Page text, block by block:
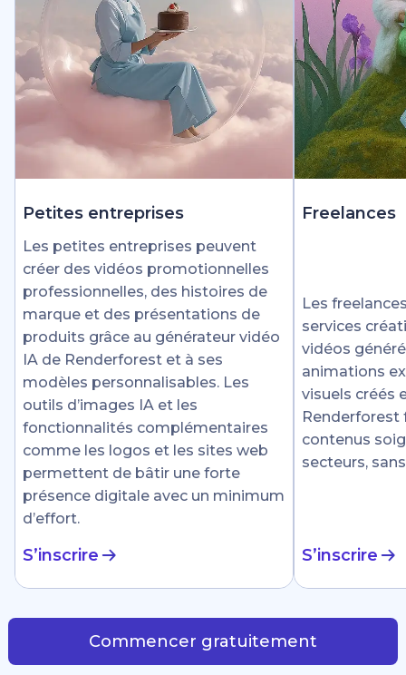
Petites entreprises
Les petites entreprises peuvent
créer des vidéos promotionnelles
professionnelles, des histoires de
marque et des présentations de
produits grâce au générateur vidéo
IA de Renderforest et à ses
modèles personnalisables. Les
outils d’images IA et les
fonctionnalités complémentaires
comme les logos et les sites web
permettent de bâtir une forte
présence digitale avec un minimum
d’effort.
S’inscrire
Freelances
Les
services
vidéos
animations
visuels créés
Renderforest
contenus
secteurs,
S’inscrire
Commencer gratuitement